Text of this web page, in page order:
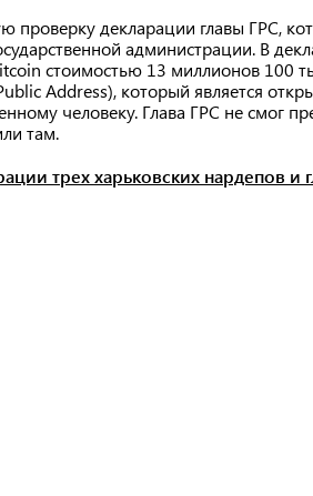
проверку декларации главы ГРС,
администрации. В
стоимостью 13 миллионов 100
Address), который является
человеку. Глава ГРС не смог
там.
трех харьковских нардепов